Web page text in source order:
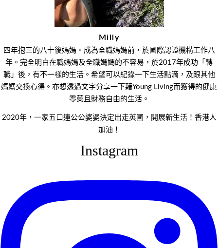
Milly
四年抱三的八十後媽媽。成為全職媽媽前，於國際認證機構工作八
年。完全明白在職媽媽及全職媽媽的不容易，於2017年成功「轉
職」後，有不一樣的生活。希望可以紀錄一下生活點滴，及跟其他
媽媽交換心得。亦想透過文字分享一下藉Young Living而獲得的健康
零藥且財務自由的生活。
2020年，一家五口連公公婆婆決定出走英國，開展新生活！香港人
加油！
Instagram